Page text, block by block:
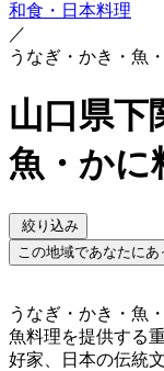
和食・日本料理
／
うなぎ・かき・魚
山口県下
魚・かに
絞り込み
この地域であなたに
うなぎ・かき・魚
魚料理を提供する
好家、日本の伝統